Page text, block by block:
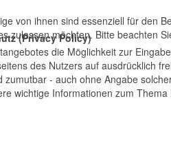
(Privacy Policy)
die Möglichkeit zur
des Nutzers auf ausdrücklich
zumutbar - auch ohne Angabe
wichtige Informationen zum
von ihnen sind essenziell für den
zulassen möchten. Bitte beachten